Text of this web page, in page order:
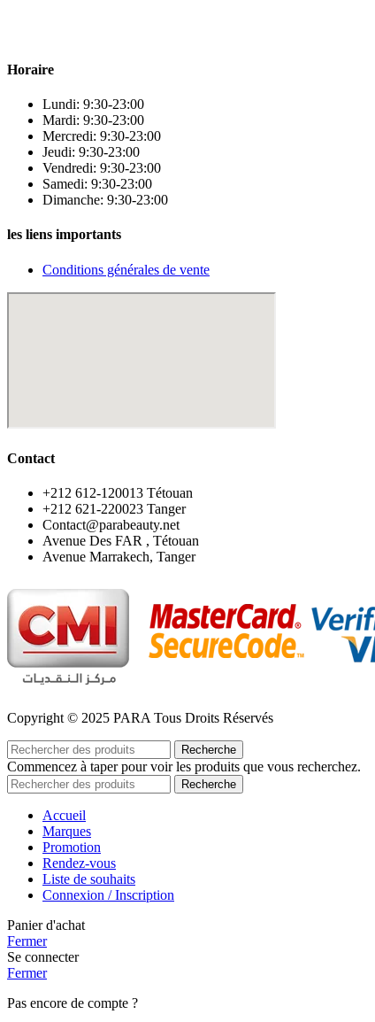
Horaire
Lundi: 9:30-23:00
Mardi: 9:30-23:00
Mercredi: 9:30-23:00
Jeudi: 9:30-23:00
Vendredi: 9:30-23:00
Samedi: 9:30-23:00
Dimanche: 9:30-23:00
les liens importants
Conditions générales de vente
Contact
‪+212 612-120013 Tétouan
‪+212 621-220023 Tanger
Contact@parabeauty.net
Avenue Des FAR , Tétouan
Avenue Marrakech, Tanger
Copyright © 2025 PARA Tous Droits Réservés
Recherche
Commencez à taper pour voir les produits que vous recherchez.
Recherche
Accueil
Marques
Promotion
Rendez-vous
Liste de souhaits
Connexion / Inscription
Panier d'achat
Fermer
Se connecter
Fermer
Pas encore de compte ?